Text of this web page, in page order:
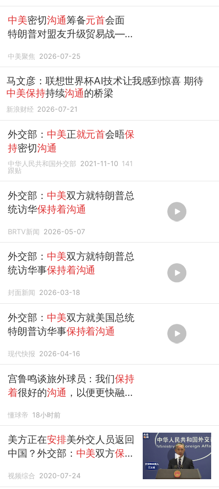
中美密切沟通筹备元首会面
特朗普对盟友升级贸易战——
中美聚焦 2026-07-25
马文彦：联想世界杯AI技术让我感到惊喜 期待
中美保持持续沟通的桥梁
新浪财经 2026-07-21
外交部： 中美正就元首会晤保
持密切沟通
中华人民共和国外交部 2021-11-10 141
跟贴
外交部： 中美双方就特朗普总
统访华保持着沟通
BRTV新闻 2026-05-07
外交部： 中美双方就特朗普总
统访华事保持着沟通
封面新闻 2026-03-18
外交部： 中美双方就美国总统
特朗普访华事保持着沟通
现代快报 2026-04-16
宫鲁鸣谈旅外球员：我们保持
着很好的沟通 ，以便更快融入
懂球帝 18小时前
美方正在安排美外交人员返回
中国？外交部： 中美双方保持
视频综合 2020-07-24